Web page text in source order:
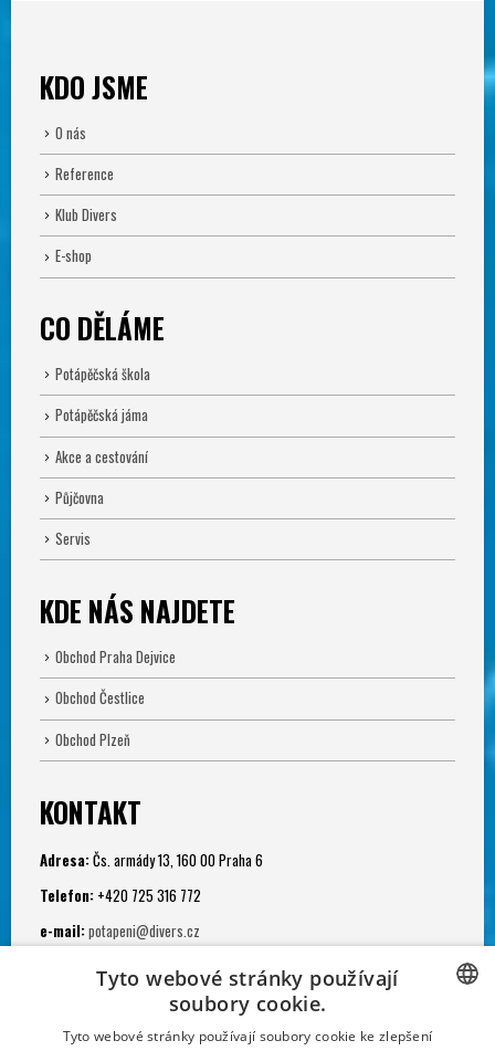
KDO JSME
O nás
Reference
Klub Divers
E-shop
CO DĚLÁME
Potápěčská škola
Potápěčská jáma
Akce a cestování
Půjčovna
Servis
KDE NÁS NAJDETE
Obchod Praha Dejvice
Obchod Čestlice
Obchod Plzeň
KONTAKT
Adresa: Čs. armády 13, 160 00 Praha 6
Telefon: +420 725 316 772
e-mail: potapeni@divers.cz
Po - Pá: 11.00 - 19.00
Potápěčská jáma:
CZECH
Tyto webové stránky používají
soubory cookie.
Tyto webové stránky používají soubory cookie ke zlepšení